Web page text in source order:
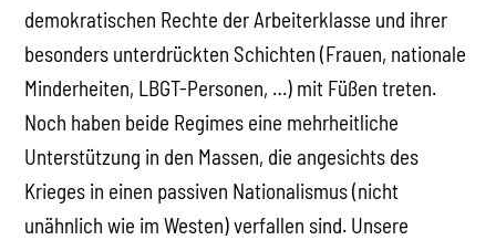
demokratischen Rechte der Arbeiterklasse und ihrer
besonders unterdrückten Schichten (Frauen, nationale
Minderheiten, LBGT-Personen, …) mit Füßen treten.
Noch haben beide Regimes eine mehrheitliche
Unterstützung in den Massen, die angesichts des
Krieges in einen passiven Nationalismus (nicht
unähnlich wie im Westen) verfallen sind. Unsere